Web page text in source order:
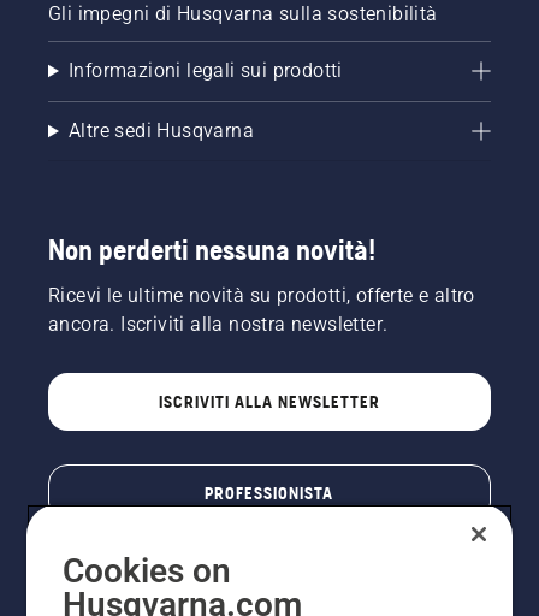
Gli impegni di Husqvarna sulla sostenibilità
Informazioni legali sui prodotti
Altre sedi Husqvarna
Non perderti nessuna novità!
Ricevi le ultime novità su prodotti, offerte e altro
ancora. Iscriviti alla nostra newsletter.
ISCRIVITI ALLA NEWSLETTER
PROFESSIONISTA
Cookies on
Husqvarna.com